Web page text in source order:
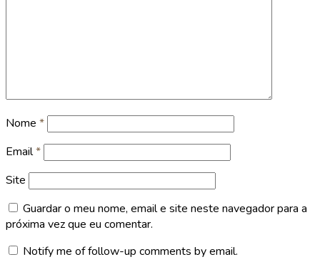
Nome *
Email*
Site
Guardar o meu nome, email e site neste navegador para a
próxima vez que eu comentar.
Notify me of follow-up comments by email.